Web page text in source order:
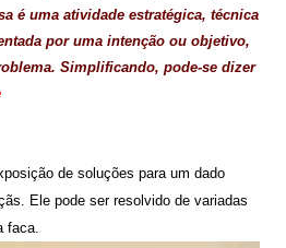
é uma atividade estratégica, técnica
por uma intenção ou objetivo,
Simplificando, pode-se dizer
de soluções para um dado
Ele pode ser resolvido de variadas
faca.